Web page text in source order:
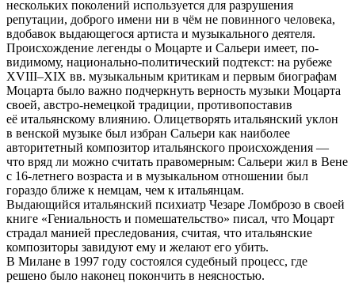
нескольких поколений используется для разрушения
репутации, доброго имени ни в чём не повинного человека,
вдобавок выдающегося артиста и музыкального деятеля.
Происхождение легенды о Моцарте и Сальери имеет, по-
видимому, национально-политический подтекст: на рубеже
XVIII–XIX вв. музыкальным критикам и первым биографам
Моцарта было важно подчеркнуть верность музыки Моцарта
своей, австро-немецкой традиции, противопоставив
её итальянскому влиянию. Олицетворять итальянский уклон
в венской музыке был избран Сальери как наиболее
авторитетный композитор итальянского происхождения —
что вряд ли можно считать правомерным: Сальери жил в Вене
с 16-летнего возраста и в музыкальном отношении был
гораздо ближе к немцам, чем к итальянцам.
Выдающийся итальянский психиатр Чезаре Ломброзо в своей
книге «Гениальность и помешательство» писал, что Моцарт
страдал манией преследования, считая, что итальянские
композиторы завидуют ему и желают его убить.
В Милане в 1997 году состоялся судебный процесс, где
решено было наконец покончить в неясностью.